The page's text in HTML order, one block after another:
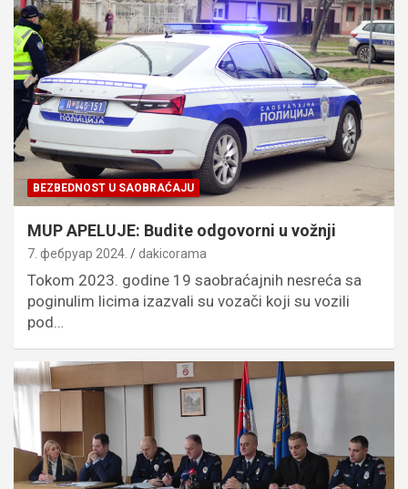
BEZBEDNOST U SAOBRAĆAJU
MUP APELUJE: Budite odgovorni u vožnji
7. фебруар 2024. dakicorama
Tokom 2023. godine 19 saobraćajnih nesreća sa
poginulim licima izazvali su vozači koji su vozili
pod…